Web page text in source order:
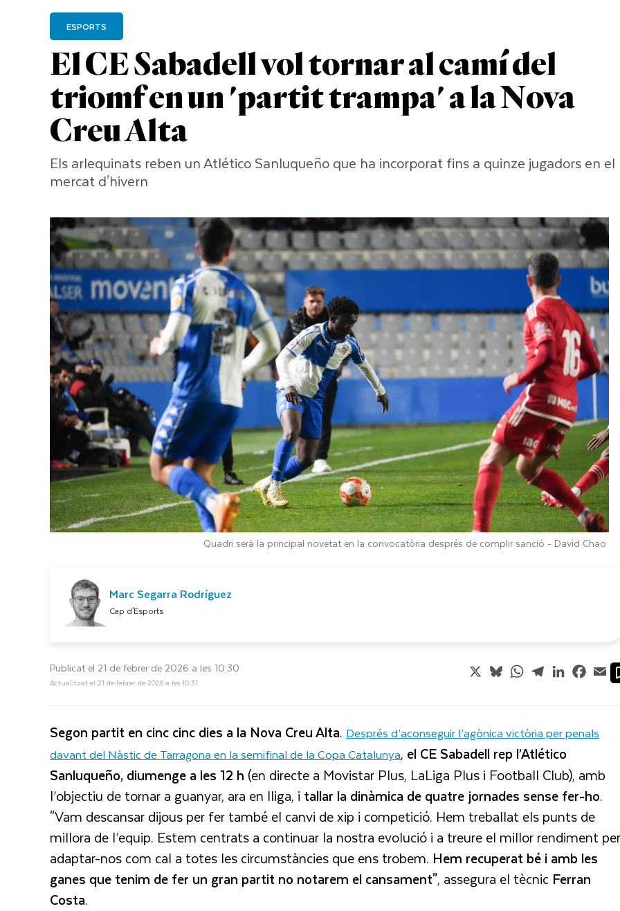
El CE Sabadell vol tornar al camí del
triomf en un 'partit trampa' a la Nova
Creu Alta
ESPORTS
Els arlequinats reben un Atlético Sanluqueño que ha incorporat fins a quinze jugadors en el
mercat d'hivern
Quadri serà la principal novetat en la convocatòria després de complir sanció - David Chao
Marc Segarra Rodríguez
Cap d'Esports
Publicat el 21 de febrer de 2026 a les 10:30
Actualitzat el 21 de febrer de 2026 a les 10:31
X BlueskyWhatsApp
TelegramLinkedIn
Segon partit en cinc cinc dies a la Nova Creu Alta. Després d’aconseguir l’agònica victòria per penals
davant del Nàstic de Tarragona en la semifinal de la Copa Catalunya, el CE Sabadell rep l’Atlético
Sanluqueño, diumenge a les 12 h (en directe a Movistar Plus, LaLiga Plus i Football Club), amb
l’objectiu de tornar a guanyar, ara en lliga, i tallar la dinàmica de quatre jornades sense fer-ho.
"Vam descansar dijous per fer també el canvi de xip i competició. Hem treballat els punts de
millora de l’equip. Estem centrats a continuar la nostra evolució i a treure el millor rendiment per
adaptar-nos com cal a totes les circumstàncies que ens trobem. Hem recuperat bé i amb les
ganes que tenim de fer un gran partit no notarem el cansament", assegura el tècnic Ferran
Costa.